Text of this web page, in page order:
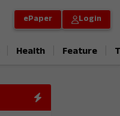
ePaper Login
Health Feature